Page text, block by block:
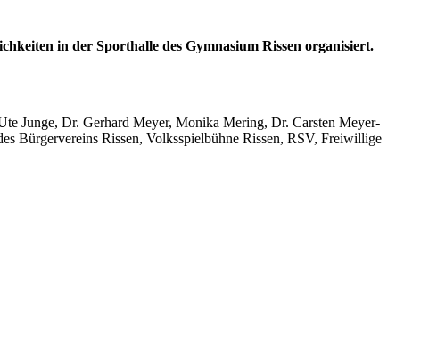
in der Sporthalle des Gymnasium Rissen organisiert.
Junge, Dr. Gerhard Meyer, Monika Mering, Dr. Carsten Meyer-
Bürgervereins Rissen, Volksspielbühne Rissen, RSV, Freiwillige